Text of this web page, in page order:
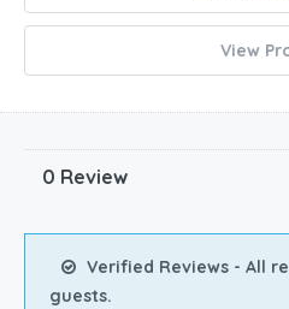
View
0 Review
Verified Reviews - All
guests.